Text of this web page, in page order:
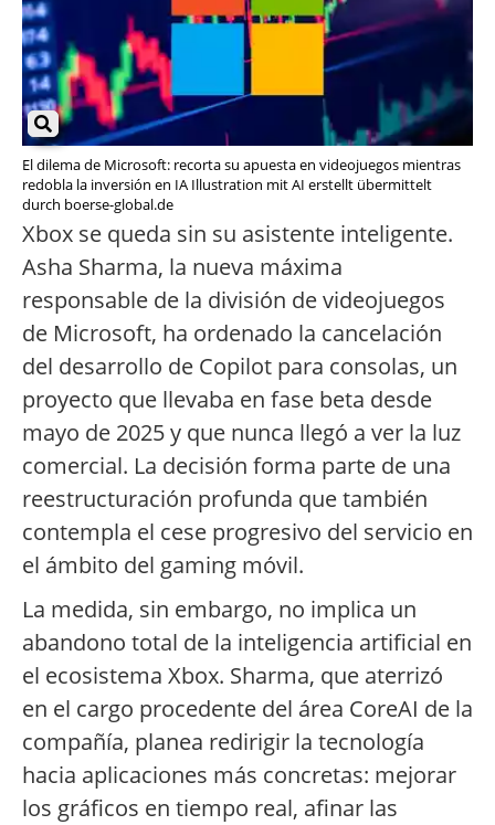
El dilema de Microsoft: recorta su apuesta en videojuegos mientras
redobla la inversión en IA Illustration mit AI erstellt übermittelt
durch boerse-global.de
Xbox se queda sin su asistente inteligente.
Asha Sharma, la nueva máxima
responsable de la división de videojuegos
de Microsoft, ha ordenado la cancelación
del desarrollo de Copilot para consolas, un
proyecto que llevaba en fase beta desde
mayo de 2025 y que nunca llegó a ver la luz
comercial. La decisión forma parte de una
reestructuración profunda que también
contempla el cese progresivo del servicio en
el ámbito del gaming móvil.
La medida, sin embargo, no implica un
abandono total de la inteligencia artificial en
el ecosistema Xbox. Sharma, que aterrizó
en el cargo procedente del área CoreAI de la
compañía, planea redirigir la tecnología
hacia aplicaciones más concretas: mejorar
los gráficos en tiempo real, afinar las